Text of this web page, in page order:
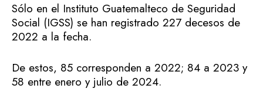
Sólo en el Instituto Guatemalteco de Seguridad
Social (IGSS) se han registrado 227 decesos de
2022 a la fecha.
De estos, 85 corresponden a 2022; 84 a 2023 y
58 entre enero y julio de 2024.